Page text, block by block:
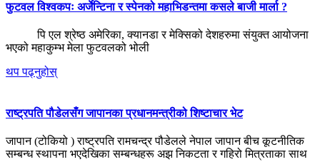
फुटवल विश्वकपः अर्जेन्टिना र स्पेनको महाभिडन्तमा कसले बाजी मार्ला ?
पि एल श्रेष्ठ अमेरिका, क्यानडा र मेक्सिको देशहरुमा संयुक्त आयोजना
भएको महाकुम्भ मेला फुटवलको भोली
थप पढ्नुहोस्
राष्ट्रपति पौडेलसँग जापानका प्रधानमन्त्रीको शिष्टाचार भेट
जापान (टोकियो ) राष्ट्रपति रामचन्द्र पौडेलले नेपाल जापान बीच कूटनीतिक
सम्बन्ध स्थापना भएदेखिका सम्बन्धहरू अझ निकटता र गहिरो मित्रताका साथ